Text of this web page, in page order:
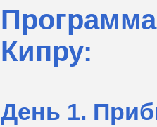
Кипру:
День 1.